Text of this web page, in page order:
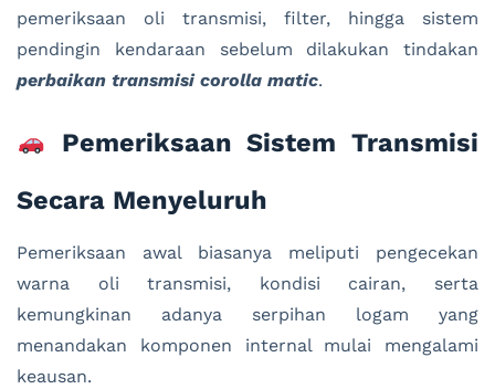
pemeriksaan oli transmisi, filter, hingga sistem
pendingin kendaraan sebelum dilakukan tindakan
perbaikan transmisi corolla matic.
Pemeriksaan Sistem Transmisi
Secara Menyeluruh
Pemeriksaan awal biasanya meliputi pengecekan
warna oli transmisi, kondisi cairan, serta
kemungkinan adanya serpihan logam yang
menandakan komponen internal mulai mengalami
keausan.